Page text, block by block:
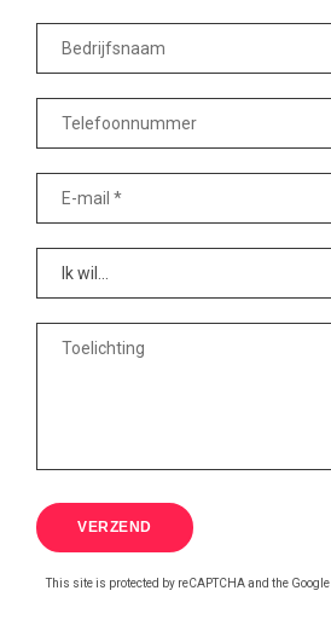
This site is protected by reCAPTCHA and the Google